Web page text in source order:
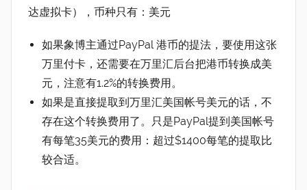
达虚拟卡），币种只有：美元
如果象博主通过PayPal 港币的提法，要使用这张
万里付卡，还需要在万里汇后台把港币转换成美
元，注意有1.2%的转换费用。
如果是直接提取到万里汇美国帐号美元的话，不
存在这个转换费用了。只是PayPal提到美国帐号
有每笔35美元的费用：超过$1400每笔的提取比
较合适。